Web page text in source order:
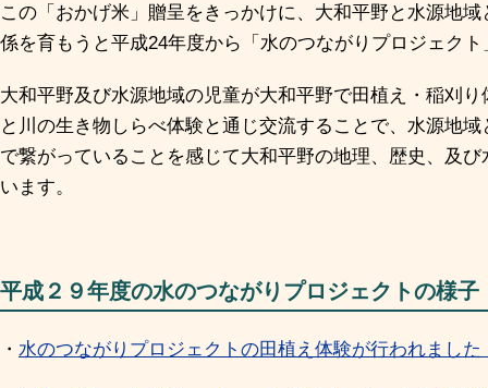
この「おかげ米」贈呈をきっかけに、大和平野と水源地
係を育もうと平成24年度から「水のつながりプロジェク
大和平野及び水源地域の児童が大和平野で田植え・稲刈
と川の生き物しらべ体験と通じ交流することで、水源地
で繋がっていることを感じて大和平野の地理、歴史、及
います。
平成２９年度の水のつながりプロジェクトの様子
・ 水のつながりプロジェクトの田植え体験が行われました